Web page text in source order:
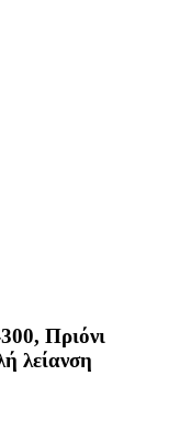
Πριόνι
λείανση